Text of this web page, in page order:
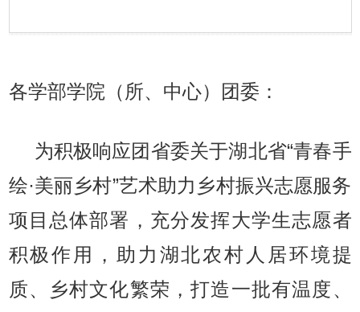
各学部学院（所、中心）团委：
为积极响应团省委关于湖北省“青春手
绘·美丽乡村”艺术助力乡村振兴志愿服务
项目总体部署，充分发挥大学生志愿者
积极作用，助力湖北农村人居环境提
质、乡村文化繁荣，打造一批有温度、